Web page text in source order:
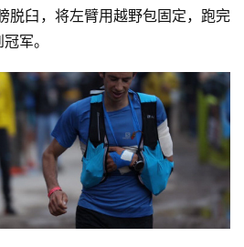
脱臼，将左臂用越野包固定，跑完
军。